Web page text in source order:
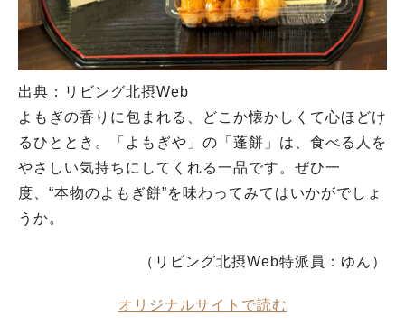
出典：リビング北摂Web
よもぎの香りに包まれる、どこか懐かしくて心ほどけ
るひととき。「よもぎや」の「蓬餅」は、食べる人を
やさしい気持ちにしてくれる一品です。ぜひ一
度、“本物のよもぎ餅”を味わってみてはいかがでしょ
うか。
（リビング北摂Web特派員：ゆん）
オリジナルサイトで読む